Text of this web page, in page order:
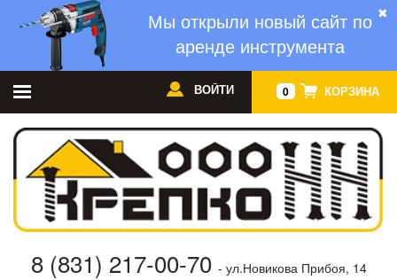
✖
Мы открыли новый сайт по
аренде инструмента
0 КОРЗИНА
ВОЙТИ
8 (831) 217-00-70 - ул.Новикова Прибоя, 14